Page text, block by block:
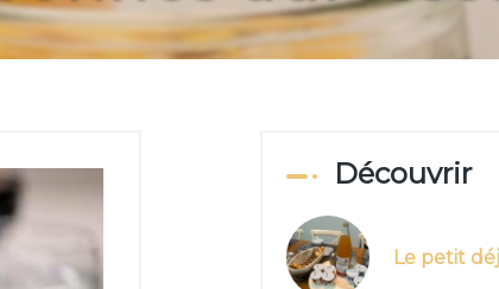
Découvrir
Le petit